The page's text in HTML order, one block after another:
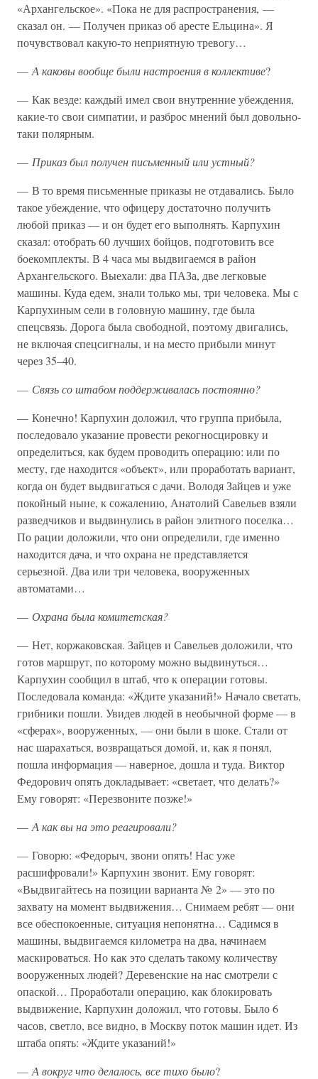
«Архангельское». «Пока не для распространения, —
сказал он. — Получен приказ об аресте Ельцина». Я
почувствовал какую-то неприятную тревогу…
— А каковы вообще были настроения в коллективе?
— Как везде: каждый имел свои внутренние убеждения,
какие-то свои симпатии, и разброс мнений был довольно-
таки полярным.
— Приказ был получен письменный или устный?
— В то время письменные приказы не отдавались. Было
такое убеждение, что офицеру достаточно получить
любой приказ — и он будет его выполнять. Карпухин
сказал: отобрать 60 лучших бойцов, подготовить все
боекомплекты. В 4 часа мы выдвигаемся в район
Архангельского. Выехали: два ПАЗа, две легковые
машины. Куда едем, знали только мы, три человека. Мы с
Карпухиным сели в головную машину, где была
спецсвязь. Дорога была свободной, поэтому двигались,
не включая спецсигналы, и на место прибыли минут
через 35–40.
— Связь со штабом поддерживалась постоянно?
— Конечно! Карпухин доложил, что группа прибыла,
последовало указание провести рекогносцировку и
определиться, как будем проводить операцию: или по
месту, где находится «объект», или проработать вариант,
когда он будет выдвигаться с дачи. Володя Зайцев и уже
покойный ныне, к сожалению, Анатолий Савельев взяли
разведчиков и выдвинулись в район элитного поселка…
По рации доложили, что они определили, где именно
находится дача, и что охрана не представляется
серьезной. Два или три человека, вооруженных
автоматами…
— Охрана была комитетская?
— Нет, коржаковская. Зайцев и Савельев доложили, что
готов маршрут, по которому можно выдвинуться…
Карпухин сообщил в штаб, что к операции готовы.
Последовала команда: «Ждите указаний!» Начало светать,
грибники пошли. Увидев людей в необычной форме — в
«сферах», вооруженных, — они были в шоке. Стали от
нас шарахаться, возвращаться домой, и, как я понял,
пошла информация — наверное, дошла и туда. Виктор
Федорович опять докладывает: «светает, что делать?»
Ему говорят: «Перезвоните позже!»
— А как вы на это реагировали?
— Говорю: «Федорыч, звони опять! Нас уже
расшифровали!» Карпухин звонит. Ему говорят:
«Выдвигайтесь на позиции варианта № 2» — это по
захвату на момент выдвижения… Снимаем ребят — они
все обеспокоенные, ситуация непонятна… Садимся в
машины, выдвигаемся километра на два, начинаем
маскироваться. Но как это сделать такому количеству
вооруженных людей? Деревенские на нас смотрели с
опаской… Проработали операцию, как блокировать
выдвижение, Карпухин доложил, что готовы. Было 6
часов, светло, все видно, в Москву поток машин идет. Из
штаба опять: «Ждите указаний!»
— А вокруг что делалось, все тихо было?